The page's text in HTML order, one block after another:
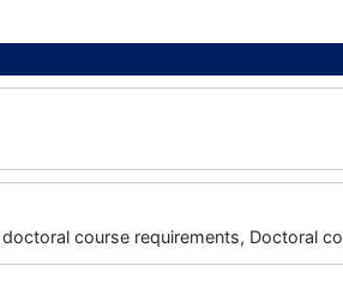
course requirements, Doctoral